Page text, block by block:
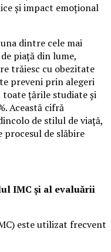
și impact emoțional
dintre cele mai
piață din lume,
trăiesc cu obezitate
preveni prin alegeri
toate țările studiate și
Această cifră
de stilul de viață,
procesul de slăbire
IMC și al evaluării
este utilizat frecvent